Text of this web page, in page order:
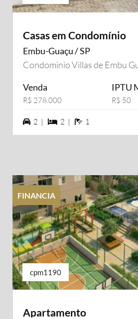
Casas em Condomínio
Embu-Guaçu / SP
Condominio Villas de Embu
Venda
R$ 278.000
IPTU
R$ 50
2 vagas na garagem
2 | 2 dormiórios
2 | 1 banheiros
1
FINANCIA
cpm1190
Apartamento